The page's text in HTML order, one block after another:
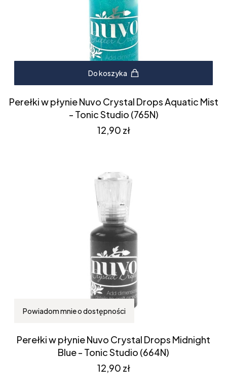
Do koszyka
Perełki w płynie Nuvo Crystal Drops Aquatic Mist
- Tonic Studio (765N)
Cena
12,90 zł
Powiadom mnie o dostępności
Perełki w płynie Nuvo Crystal Drops Midnight
Blue - Tonic Studio (664N)
Cena
12,90 zł